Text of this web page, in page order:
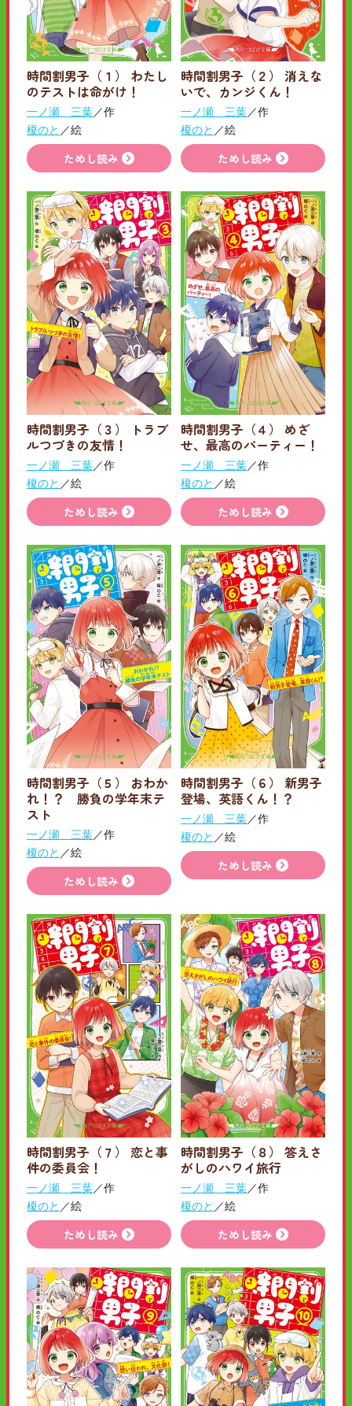
時間割男子（１） わたし
のテストは命がけ！
一ノ瀬 三葉／作
榎のと ／絵
ためし読み
時間割男子（２） 消えな
いで、カンジくん！
一ノ瀬 三葉／作
榎のと ／絵
ためし読み
時間割男子（３） トラブ
ルつづきの友情！
一ノ瀬 三葉／作
榎のと ／絵
ためし読み
時間割男子（４） めざ
せ、最高のパーティー！
一ノ瀬 三葉／作
榎のと ／絵
ためし読み
時間割男子（５） おわか
れ！？ 勝負の学年末テ
スト
一ノ瀬 三葉／作
榎のと ／絵
ためし読み
時間割男子（６） 新男子
登場、英語くん！？
一ノ瀬 三葉／作
榎のと ／絵
ためし読み
時間割男子（７） 恋と事
件の委員会！
一ノ瀬 三葉／作
榎のと ／絵
ためし読み
時間割男子（８） 答えさ
がしのハワイ旅行
一ノ瀬 三葉／作
榎のと ／絵
ためし読み